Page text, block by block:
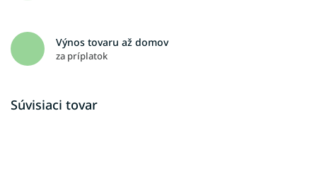
Výnos tovaru až domov
za príplatok
Súvisiaci tovar